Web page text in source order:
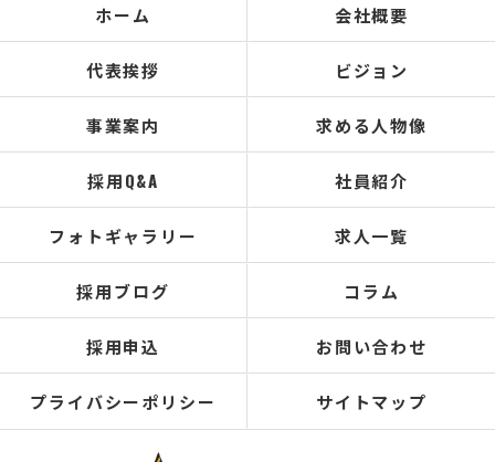
ホーム 会社概要
代表挨拶 ビジョン
事業案内 求める人物像
採用Q&A 社員紹介
フォトギャラリー 求人一覧
採用ブログ コラム
採用申込 お問い合わせ
プライバシーポリシー サイトマップ